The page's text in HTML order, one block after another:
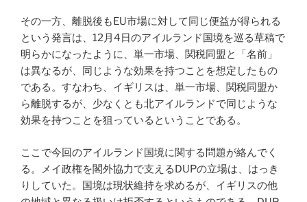
その一方、離脱後もEU市場に対して同じ便益が得られる
という発言は、12月4日のアイルランド国境を巡る草稿で
明らかになったように、単一市場、関税同盟と「名前」
は異なるが、同じような効果を持つことを想定したもの
である。すなわち、イギリスは、単一市場、関税同盟か
ら離脱するが、少なくとも北アイルランドで同じような
効果を持つことを狙っているということである。
ここで今回のアイルランド国境に関する問題が絡んでく
る。メイ政権を閣外協力で支えるDUPの立場は、はっき
りしていた。国境は現状維持を求めるが、イギリスの他